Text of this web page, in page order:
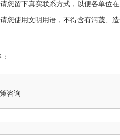
您留下真实联系方式，以便各单位
您使用文明用语，不得含有污蔑、
咨询